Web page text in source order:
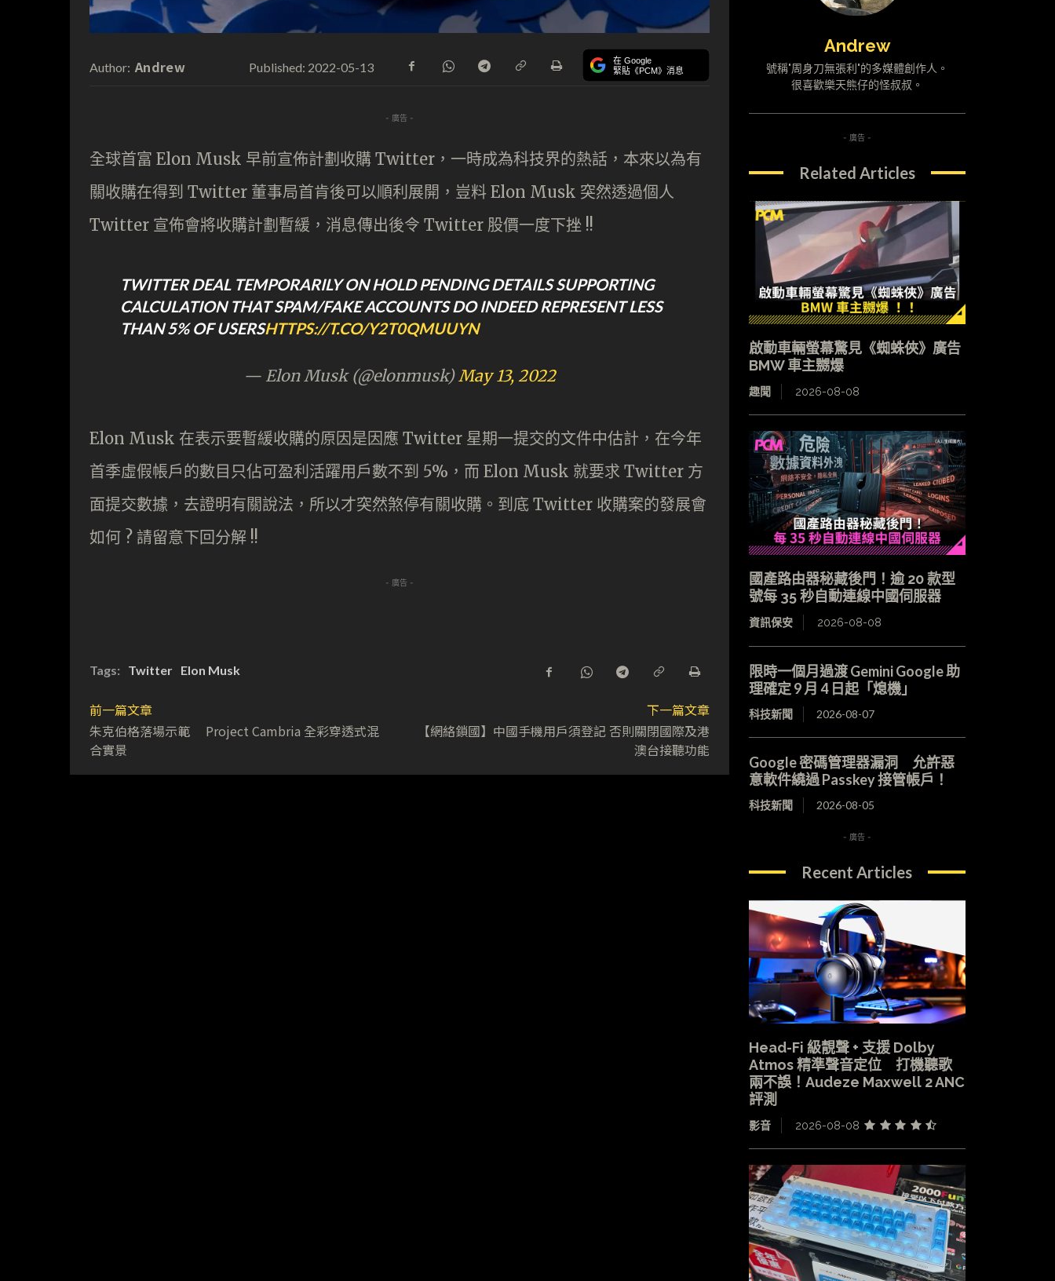
Author: Andrew Published: 2022-05-13 在 Google
緊貼《PCM》消息
- 廣告 -
全球首富 Elon Musk 早前宣佈計劃收購 Twitter，一時成為科技界的熱話，本來以為有
關收購在得到 Twitter 董事局首肯後可以順利展開，豈料 Elon Musk 突然透過個人
Twitter 宣佈會將收購計劃暫緩，消息傳出後令 Twitter 股價一度下挫 !!
TWITTER DEAL TEMPORARILY ON HOLD PENDING DETAILS SUPPORTING
CALCULATION THAT SPAM/FAKE ACCOUNTS DO INDEED REPRESENT LESS
THAN 5% OF USERSHTTPS://T.CO/Y2T0QMUUYN
— Elon Musk (@elonmusk)May 13, 2022
Elon Musk 在表示要暫緩收購的原因是因應 Twitter 星期一提交的文件中估計，在今年
首季虛假帳戶的數目只佔可盈利活躍用戶數不到 5%，而 Elon Musk 就要求 Twitter 方
面提交數據，去證明有關說法，所以才突然煞停有關收購。到底 Twitter 收購案的發展會
如何 ? 請留意下回分解 !!
- 廣告 -
Tags: Twitter Elon Musk
前一篇文章
朱克伯格落場示範 Project Cambria 全彩穿透式混
合實景
下一篇文章
【網絡鎖國】中國手機用戶須登記 否則關閉國際及港
澳台接聽功能
Andrew
號稱"周身刀無張利"的多媒體創作人。
很喜歡樂天熊仔的怪叔叔。
- 廣告 -
Related Articles
啟動車輛螢幕驚見《蜘蛛俠》廣告
BMW 車主嬲爆
趣聞 2026-08-08
國產路由器秘藏後門！逾 20 款型
號每 35 秒自動連線中國伺服器
資訊保安 2026-08-08
限時一個月過渡 Gemini Google 助
理確定 9 月 4 日起「熄機」
科技新聞 2026-08-07
Google 密碼管理器漏洞 允許惡
意軟件繞過 Passkey 接管帳戶！
科技新聞 2026-08-05
- 廣告 -
Recent Articles
Head-Fi 級靚聲 + 支援 Dolby
Atmos 精準聲音定位 打機聽歌
兩不誤！Audeze Maxwell 2 ANC
評測
影音 2026-08-08